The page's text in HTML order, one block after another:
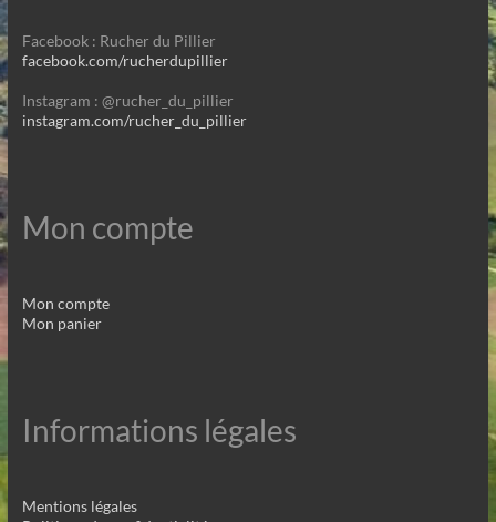
Facebook : Rucher du Pillier
facebook.com/rucherdupillier
Instagram : @rucher_du_pillier
instagram.com/rucher_du_pillier
Mon compte
Mon compte
Mon panier
Informations légales
Mentions légales